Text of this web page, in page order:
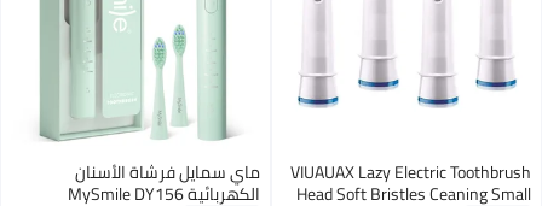
VIUAUAX Lazy Electric Toothbrush
Head Soft Bristles Ceaning Small
ماي سمايل فرشاة الأسنان
الكهربائية MySmile DY156